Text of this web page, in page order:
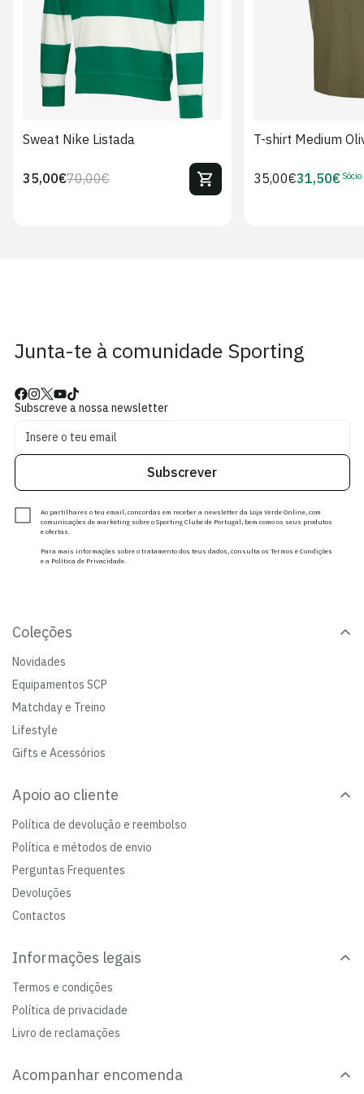
Sweat Nike Listada
Preço
70,00€Preço
35,00€
T-shirt Medium
Preço
35,00€Preço
31,50€ Sócio
Junta-te à comunidade Sporting
Subscreve a nossa newsletter
Subscrever
Ao partilhares o teu email, concordas em receber a newsletter da Loja Verde Online, com
comunicações de marketing sobre o Sporting Clube de Portugal, bem como os seus produtos
e ofertas.
Para mais informações sobre o tratamento dos teus dados, consulta os Termos e Condições
e a Política de Privacidade.
Coleções
Novidades
Equipamentos SCP
Matchday e Treino
Lifestyle
Gifts e Acessórios
Apoio ao cliente
Política de devolução e reembolso
Política e métodos de envio
Perguntas Frequentes
Devoluções
Contactos
Informações legais
Termos e condições
Política de privacidade
Livro de reclamações
Acompanhar encomenda